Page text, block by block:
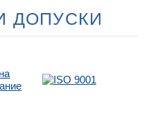
ДОПУСКИ